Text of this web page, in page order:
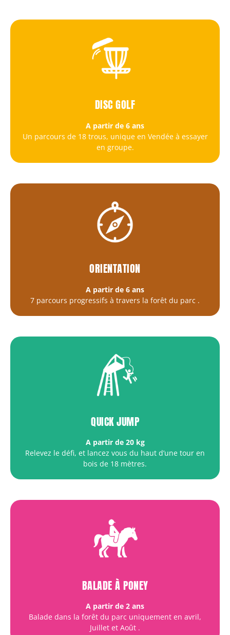
DISC GOLF
A partir de 6 ans
Un parcours de 18 trous, unique en Vendée à essayer
en groupe.
ORIENTATION
A partir de 6 ans
7 parcours progressifs à travers la forêt du parc .
QUICK JUMP
A partir de 20 kg
Relevez le défi, et lancez vous du haut d’une tour en
bois de 18 mètres.
BALADE À PONEY
A partir de 2 ans
Balade dans la forêt du parc uniquement en avril,
Juillet et Août .